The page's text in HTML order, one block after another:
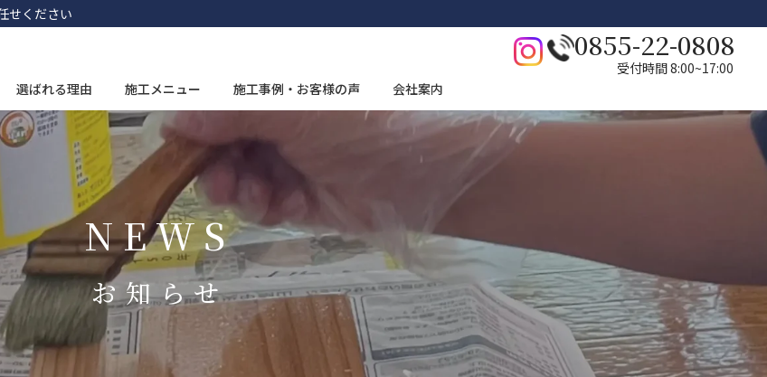
せください
選ばれる理由 施工メニュー 施工事例・お客様の声 会社案内
0855-22-0808
受付時間 8:00~17:00
NEWS
お知らせ